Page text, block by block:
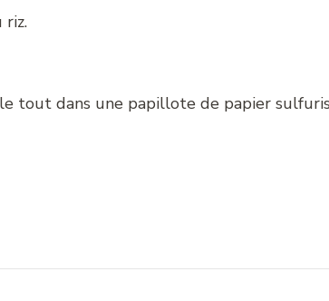
riz.
tout dans une papillote de papier